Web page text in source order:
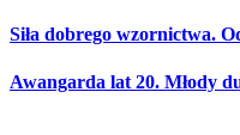
Siła dobrego wzornictwa.
Awangarda lat 20. Młody